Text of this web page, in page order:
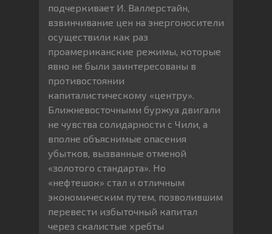
подчеркивает И. Валлерстайн,
взвинчивание цен на энергоносители
осуществили как раз
проамериканские режимы, которые
явно не были заинтересованы в
противостоянии
капиталистическому «центру».
Ближневосточными буржуа двигали
не чувства солидарности с Чили, а
вполне объяснимые опасения
убытков, вызванные отменой
«золотого стандарта». Но
«нефтешок» стал и отличным
экономическим путем, позволившим
перевести избыточный капитал
через скалистые хребты